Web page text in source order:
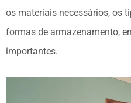
os materiais necessários, os
formas de armazenamento,
importantes.